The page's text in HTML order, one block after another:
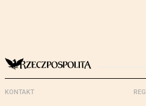
KONTAKT